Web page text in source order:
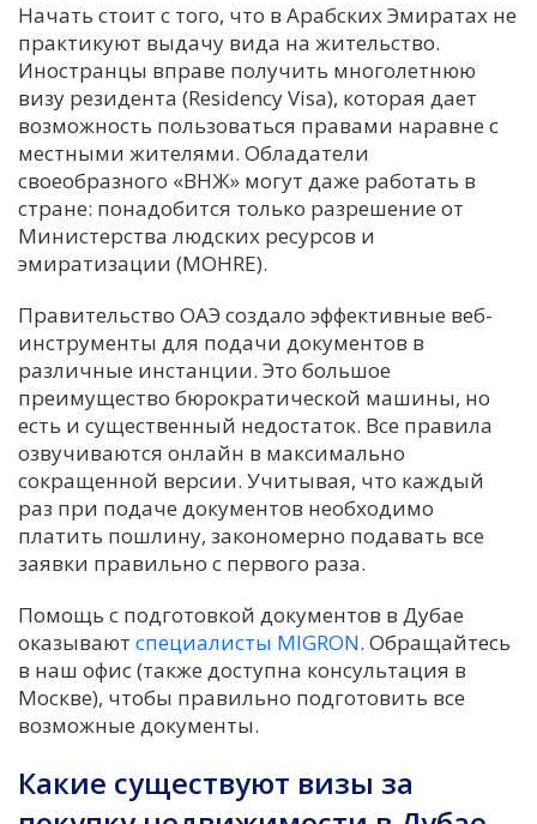
Начать стоит с того, что в Арабских Эмиратах не
практикуют выдачу вида на жительство.
Иностранцы вправе получить многолетнюю
визу резидента (Residency Visa), которая дает
возможность пользоваться правами наравне с
местными жителями. Обладатели
своеобразного «ВНЖ» могут даже работать в
стране: понадобится только разрешение от
Министерства людских ресурсов и
эмиратизации (MOHRE).
Правительство ОАЭ создало эффективные веб-
инструменты для подачи документов в
различные инстанции. Это большое
преимущество бюрократической машины, но
есть и существенный недостаток. Все правила
озвучиваются онлайн в максимально
сокращенной версии. Учитывая, что каждый
раз при подаче документов необходимо
платить пошлину, закономерно подавать все
заявки правильно с первого раза.
Помощь с подготовкой документов в Дубае
оказывают специалисты MIGRON. Обращайтесь
в наш офис (также доступна консультация в
Москве), чтобы правильно подготовить все
возможные документы.
Какие существуют визы за